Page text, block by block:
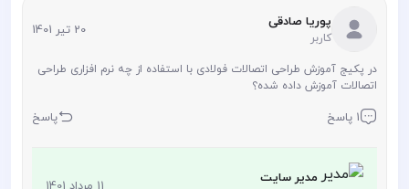
پوریا صادقی
کاربر 20 تیر 1401
در پکیج آموزش طراحی اتصالات فولادی با استفاده از چه نرم افزاری طراحی
اتصالات آموزش داده شده؟
1 پاسخ پاسخ
مدیر سایت